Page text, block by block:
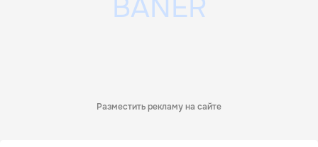
Разместить рекламу на сайте